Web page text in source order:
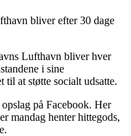
bliver efter 30 dage
Lufthavn bliver hver
i sine
til at støtte socialt udsatte.
på Facebook. Her
mandag henter hittegods,